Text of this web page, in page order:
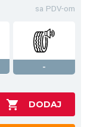
sa PDV-om
-